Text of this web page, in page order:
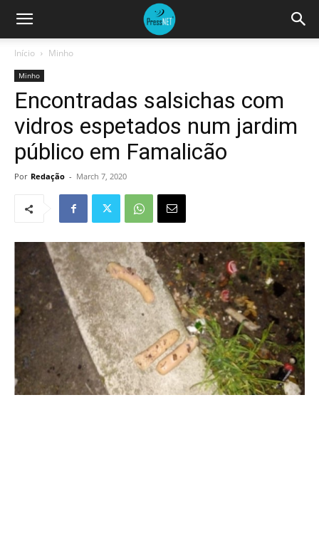
Início Minho
Minho
Encontradas salsichas com
vidros espetados num jardim
público em Famalicão
Por Redação - March 7, 2020